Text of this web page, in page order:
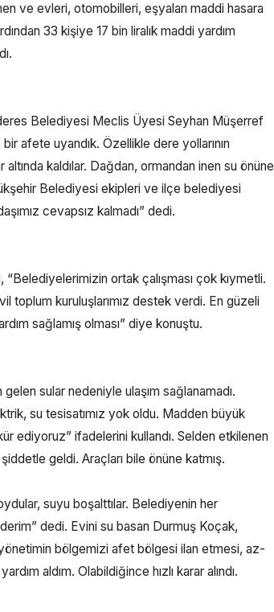
ve evleri, otomobilleri, eşyaları maddi hasara
33 kişiye 17 bin liralık maddi yardım
Belediyesi Meclis Üyesi Seyhan Müşerref
afete uyandık. Özellikle dere yollarının
kaldılar. Dağdan, ormandan inen su önüne
Belediyesi ekipleri ve ilçe belediyesi
cevapsız kalmadı” dedi.
ortak çalışması çok kıymetli.
toplum kuruluşlarımız destek verdi. En güzeli
sağlamış olması” diye konuştu.
sular nedeniyle ulaşım sağlanamadı.
su tesisatımız yok oldu. Madden büyük
ediyoruz” ifadelerini kullandı. Selden etkilenen
geldi. Araçları bile önüne katmış.
suyu boşalttılar. Belediyenin her
dedi. Evini su basan Durmuş Koçak,
bölgemizi afet bölgesi ilan etmesi, az-
aldım. Olabildiğince hızlı karar alındı.